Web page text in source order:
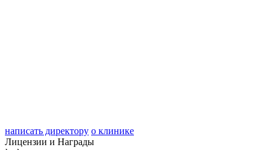
написать директору о клинике
Лицензии и Награды